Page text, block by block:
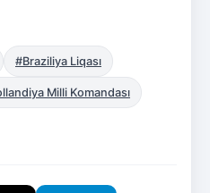
#Braziliya Liqası
Milli Komandası